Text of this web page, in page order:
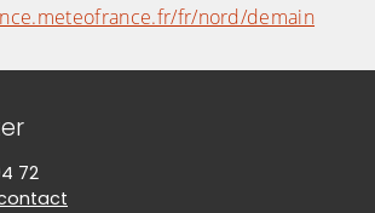
fr/nord/demain
de contact
72